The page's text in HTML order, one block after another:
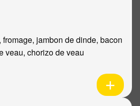
jambon de dinde, bacon
veau, chorizo de veau